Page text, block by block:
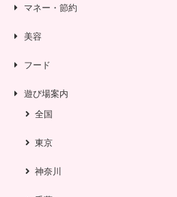
マネー・節約
美容
フード
遊び場案内
全国
東京
神奈川